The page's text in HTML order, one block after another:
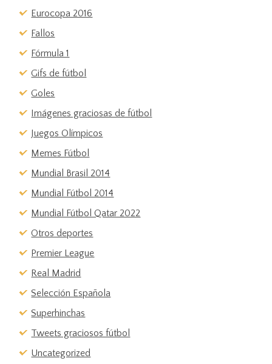
Eurocopa 2016
Fallos
Fórmula 1
Gifs de fútbol
Goles
Imágenes graciosas de fútbol
Juegos Olímpicos
Memes Fútbol
Mundial Brasil 2014
Mundial Fútbol 2014
Mundial Fútbol Qatar 2022
Otros deportes
Premier League
Real Madrid
Selección Española
Superhinchas
Tweets graciosos fútbol
Uncategorized